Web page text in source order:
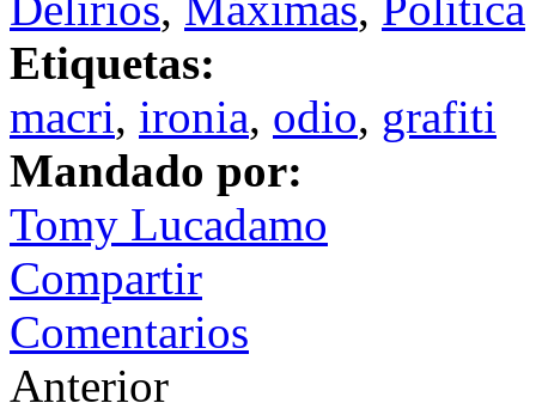
Etiquetas:
macri, ironia, odio, grafiti
Mandado por:
Tomy Lucadamo
Compartir
Comentarios
Anterior